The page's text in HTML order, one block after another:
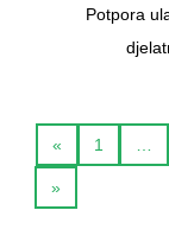
Potpora
« 1
»